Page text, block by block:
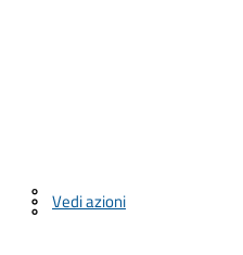
Vedi azioni